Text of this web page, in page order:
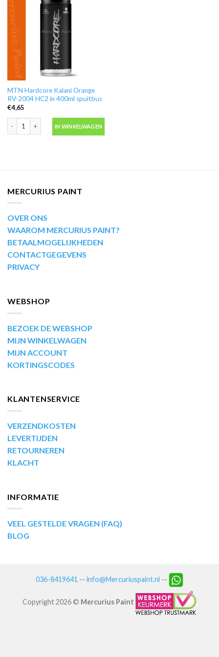
MTN Hardcore Kalani Orange
RV-2004 HC2 in 400ml spuitbus
€4,65
MTN Hardcore Kalani Orange RV-2004 HC2 in 400ml spuitbus aantal
IN WINKELWAGEN
MERCURIUS PAINT
OVER ONS
WAAROM MERCURIUS PAINT?
BETAALMOGELIJKHEDEN
CONTACTGEGEVENS
PRIVACY
WEBSHOP
BEZOEK DE WEBSHOP
MIJN WINKELWAGEN
MIJN ACCOUNT
KORTINGSCODES
KLANTENSERVICE
VERZENDKOSTEN
LEVERTIJDEN
RETOURNEREN
KLACHT
INFORMATIE
VEEL GESTELDE VRAGEN (FAQ)
BLOG
036-8419641 -- info@Mercuriuspaint.nl --
Copyright 2026 © Mercurius Paint